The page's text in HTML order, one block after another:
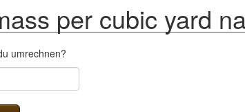
per cubic yard
umrechnen?